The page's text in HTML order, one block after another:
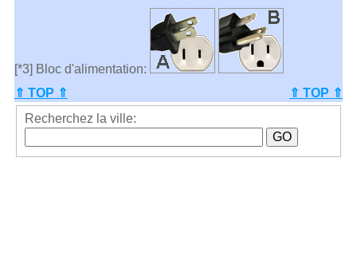
[*3] Bloc d'alimentation:
⇑ TOP ⇑
⇑ TOP ⇑
Recherchez la ville: